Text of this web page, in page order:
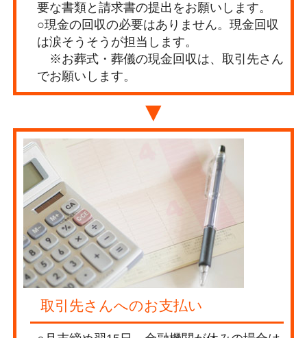
要な書類と請求書の提出をお願いします。
○現金の回収の必要はありません。現金回収
は涙そうそうが担当します。
※お葬式・葬儀の現金回収は、取引先さん
でお願いします。
▼
取引先さんへのお支払い